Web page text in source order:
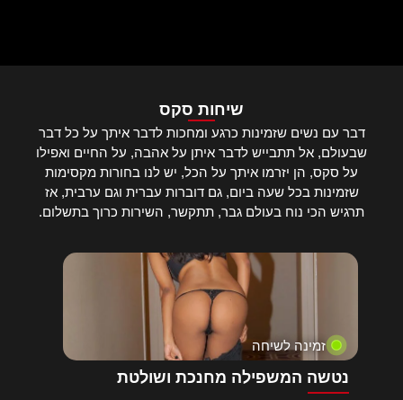
שיחות סקס
דבר עם נשים שזמינות כרגע ומחכות לדבר איתך על כל דבר
שבעולם, אל תתבייש לדבר איתן על אהבה, על החיים ואפילו
על סקס, הן יזרמו איתך על הכל, יש לנו בחורות מקסימות
שזמינות בכל שעה ביום, גם דוברות עברית וגם ערבית, אז
תרגיש הכי נוח בעולם גבר, תתקשר, השירות כרוך בתשלום.
זמינה לשיחה
נטשה המשפילה מחנכת ושולטת